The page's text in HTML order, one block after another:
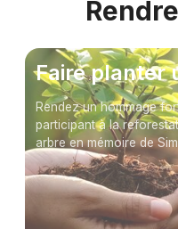
Faire planter
Rendez un hommage
participant à la
arbre en mémoire de